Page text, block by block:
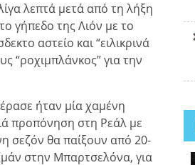
λεπτά μετά από τη λήξη
γήπεδο της Λιόν με το
αστείο και “ειλικρινά
“ροχιμπλάνκος” για την
ήταν μία χαμένη
προπόνηση στη Ρεάλ με
σεζόν θα παίξουν από 20-
στην Μπαρτσελόνα, για